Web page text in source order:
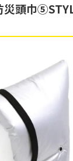
災頭巾⑤